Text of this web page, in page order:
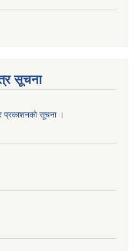
सूचना
प्रकाशनकाे सूचना ।